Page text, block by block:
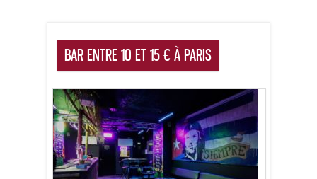
BAR ENTRE 10 ET 15 € À PARIS